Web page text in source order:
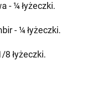
- ¼ łyżeczki.
- ¼ łyżeczki.
8 łyżeczki.